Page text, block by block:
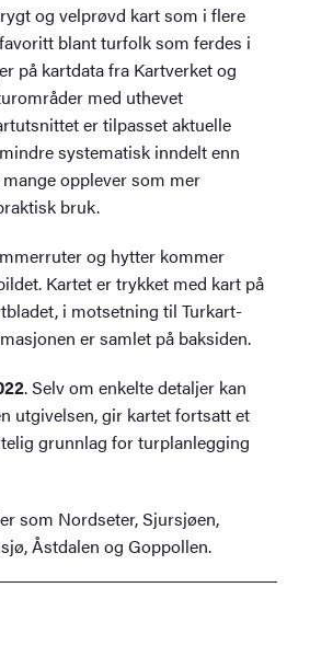
og velprøvd kart som i flere
blant turfolk som ferdes i
på kartdata fra Kartverket og
med uthevet
er tilpasset aktuelle
systematisk inndelt enn
opplever som mer
bruk.
og hytter kommer
Kartet er trykket med kart på
i motsetning til Turkart-
er samlet på baksiden.
. Selv om enkelte detaljer kan
utgivelsen, gir kartet fortsatt et
grunnlag for turplanlegging
som Nordseter, Sjursjøen,
Åstdalen og Goppollen.